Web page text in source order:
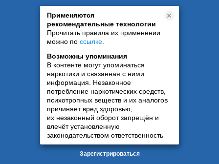
Применяются
рекомендательные технологии
Прочитать правила их применении
можно по ссылке
Возможны упоминания
В контенте могут упоминаться
наркотики и связанная с ними
информация. Незаконное
потребление наркотических средств,
психотропных веществ и их аналогов
причиняет вред здоровью,
их незаконный оборот запрещён и
влечёт установленную
законодательством ответственность
Зарегистрироваться